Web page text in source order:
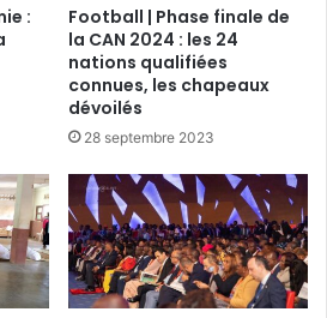
:
Football | Phase finale de
la CAN 2024 : les 24
nations qualifiées
connues, les chapeaux
dévoilés
28 septembre 2023